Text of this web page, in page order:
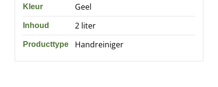
Kleur Geel
Inhoud 2 liter
Producttype Handreiniger